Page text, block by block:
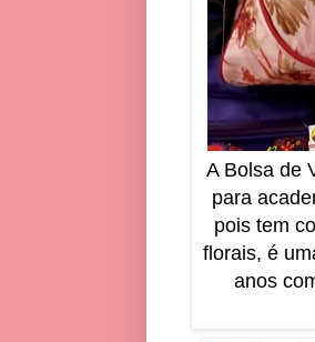
A Bolsa de
para
pois tem
florais, é
anos